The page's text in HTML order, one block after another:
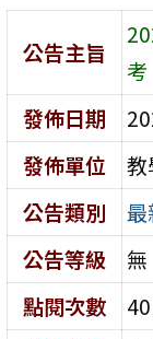
公告主旨
考
發佈日期
發佈單位
教
公告類別
公告等級
無
點閱次數